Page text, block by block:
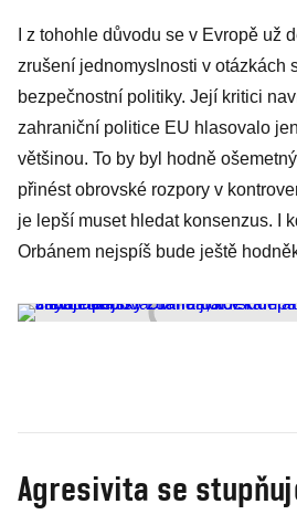
I z tohohle důvodu se v Evropě už
zrušení jednomyslnosti v otázkách
bezpečnostní politiky. Její kritici
zahraniční politice EU hlasovalo
většinou. To by byl hodně
přinést obrovské rozpory v
je lepší muset hledat konsenzus. I
Orbánem nejspíš bude ještě
Agresivita se